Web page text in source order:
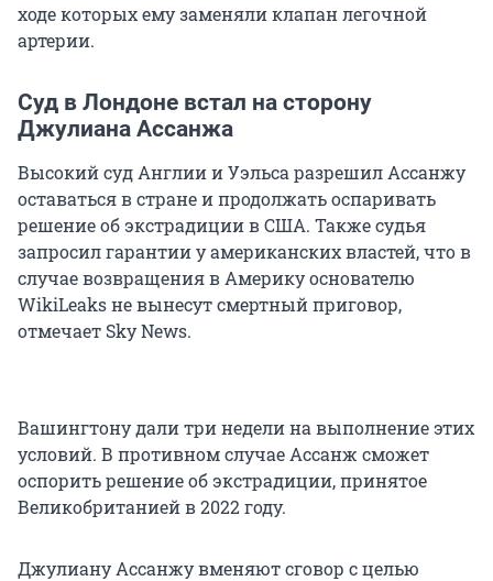
ходе которых ему заменяли клапан легочной
артерии.
Суд в Лондоне встал на сторону
Джулиана Ассанжа
Высокий суд Англии и Уэльса разрешил Ассанжу
оставаться в стране и продолжать оспаривать
решение об экстрадиции в США. Также судья
запросил гарантии у американских властей, что в
случае возвращения в Америку основателю
WikiLeaks не вынесут смертный приговор,
отмечает Sky News.
Вашингтону дали три недели на выполнение этих
условий. В противном случае Ассанж сможет
оспорить решение об экстрадиции, принятое
Великобританией в 2022 году.
Джулиану Ассанжу вменяют сговор с целью